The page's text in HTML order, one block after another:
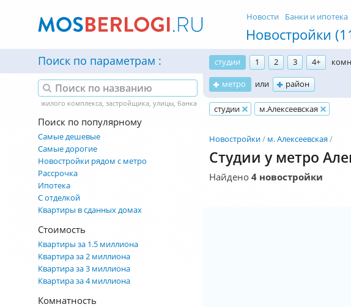
Новостройки
Новости Банки и ипотека
Поиск по параметрам студии 1 2 3 4+
метро
или район
студии м.Алексеевская
Поиск по популярному
Самые дешевые
Самые дорогие
Новостройки рядом с метро
Рассрочка
Ипотека
С отделкой
Квартиры в сданных домах
Стоимость
Квартиры за 1.5 миллиона
Квартира за 2 миллиона
Квартира за 3 миллиона
Квартира за 4 миллиона
Комнатность
Новостройки м. Алексеевская
Студии у метро
Найдено 4 новостройки